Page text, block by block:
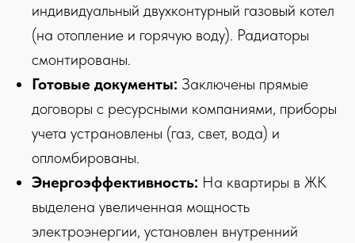
индивидуальный двухконтурный газовый котел
(на отопление и горячую воду). Радиаторы
смонтированы.
Готовые документы: Заключены прямые
договоры с ресурсными компаниями, приборы
учета устрановлены (газ, свет, вода) и
опломбированы.
Энергоэффективность: На квартиры в ЖК
выделена увеличенная мощность
электроэнергии, установлен внутренний